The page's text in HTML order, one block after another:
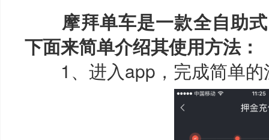
摩拜单车是一款全自助
下面来简单介绍其使用方法：
1、进入app，完成简单的